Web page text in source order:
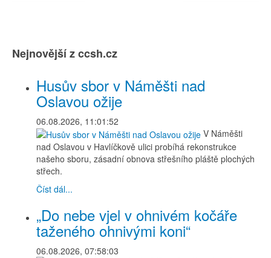
Nejnovější z ccsh.cz
Husův sbor v Náměšti nad
Oslavou ožije
06.08.2026, 11:01:52
V Náměšti
nad Oslavou v Havlíčkově ulici probíhá rekonstrukce
našeho sboru, zásadní obnova střešního pláště plochých
střech.
Číst dál...
„Do nebe vjel v ohnivém kočáře
taženého ohnivými koni“
06.08.2026, 07:58:03